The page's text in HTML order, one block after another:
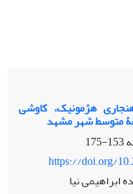
هژمونیک، کاوشی
متوسط شهر مشهد
153-175
https://doi.org/
ابراهیمی نیا